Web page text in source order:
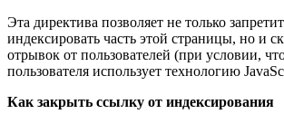
Эта директива позволяет не только
индексировать часть этой страницы, но и
отрывок от пользователей (при условии,
пользователя использует технологию
Как закрыть ссылку от индексирования